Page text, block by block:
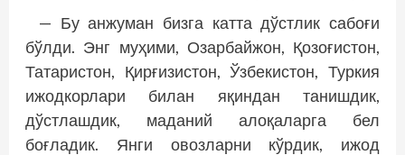
— Бу анжуман бизга катта дўстлик сабоғи
бўлди. Энг муҳими, Озарбайжон, Қозоғис­тон,
Татаристон, Қирғизистон, Ўзбекистон, Туркия
ижодкорлари билан яқиндан танишдик,
дўстлашдик, маданий алоқаларга бел
боғладик. Янги овозларни кўрдик, ижод